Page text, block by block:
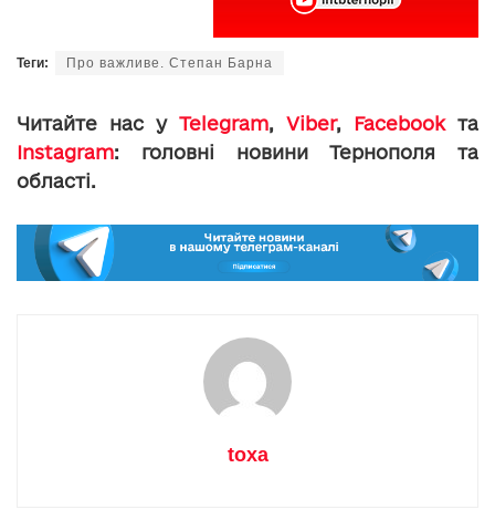
Теги: Про важливе. Степан Барна
Читайте нас у Telegram, Viber, Facebookта
Instagram: головні новини Тернополя та
області.
toxa